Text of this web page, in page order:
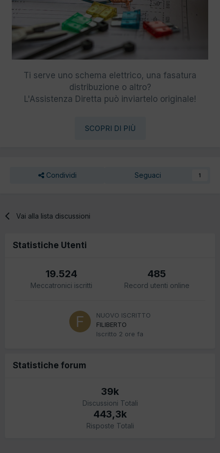
Ti serve uno schema elettrico, una fasatura
distribuzione o altro?
L'Assistenza Diretta può inviartelo originale!
SCOPRI DI PIÙ
Condividi Seguaci 1
Vai alla lista discussioni
Statistiche Utenti
19.524
Meccatronici iscritti
485
Record utenti online
NUOVO ISCRITTO
FILIBERTO
Iscritto 2 ore fa
Statistiche forum
39k
Discussioni Totali
443,3k
Risposte Totali